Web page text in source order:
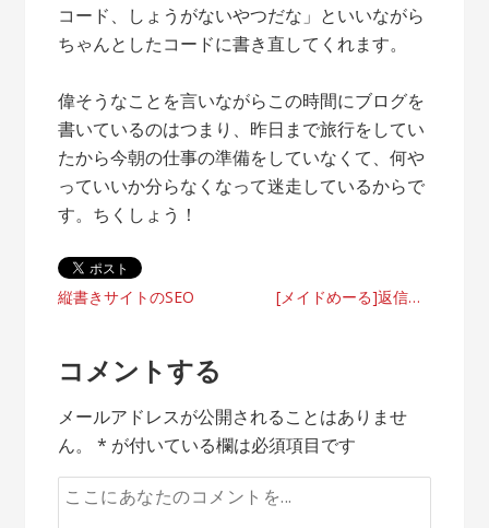
コード、しょうがないやつだな」といいながら
ちゃんとしたコードに書き直してくれます。
偉そうなことを言いながらこの時間にブログを
書いているのはつまり、昨日まで旅行をしてい
たから今朝の仕事の準備をしていなくて、何や
っていいか分らなくなって迷走しているからで
す。ちくしょう！
投
ナ
ビ
ゲ
ー
縦書きサイトのSEO [メイドめーる]返信メール宛先の仕様変更のお知らせ
コメントする
メールアドレスが公開されることはありませ
ん。
* が付いている欄は必須項目です